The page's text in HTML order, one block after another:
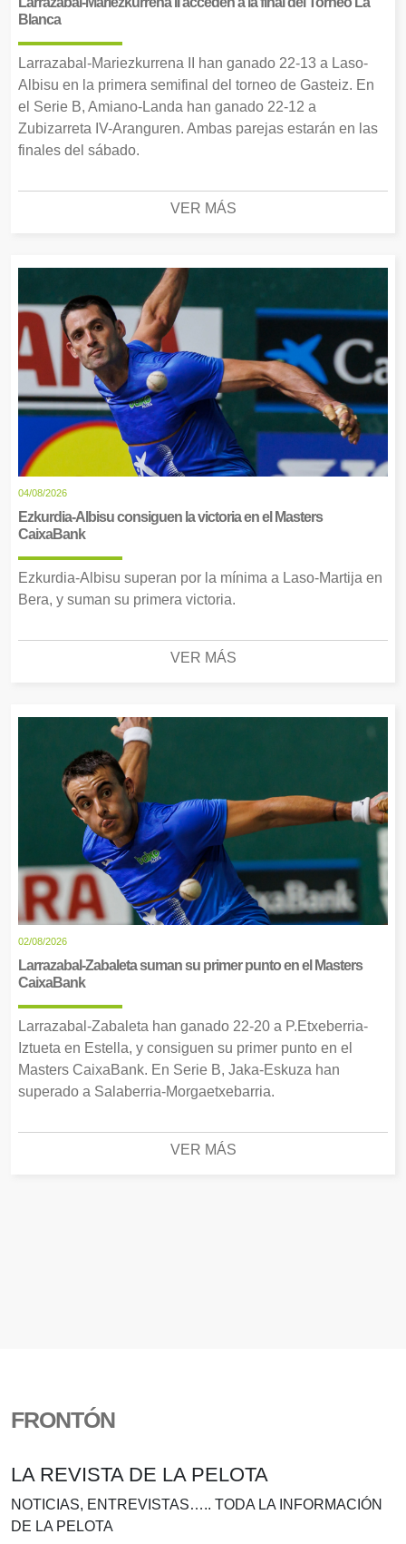
Blanca
Larrazabal-Mariezkurrena II han ganado 22-13 a Laso-
Albisu en la primera semifinal del torneo de Gasteiz. En
el Serie B, Amiano-Landa han ganado 22-12 a
Zubizarreta IV-Aranguren. Ambas parejas estarán en las
finales del sábado.
VER MÁS
04/08/2026
Ezkurdia-Albisu consiguen la victoria en el Masters
CaixaBank
Ezkurdia-Albisu superan por la mínima a Laso-Martija en
Bera, y suman su primera victoria.
VER MÁS
02/08/2026
Larrazabal-Zabaleta suman su primer punto en el Masters
CaixaBank
Larrazabal-Zabaleta han ganado 22-20 a P.Etxeberria-
Iztueta en Estella, y consiguen su primer punto en el
Masters CaixaBank. En Serie B, Jaka-Eskuza han
superado a Salaberria-Morgaetxebarria.
VER MÁS
FRONTÓN
LA REVISTA DE LA PELOTA
NOTICIAS, ENTREVISTAS….. TODA LA INFORMACIÓN
DE LA PELOTA